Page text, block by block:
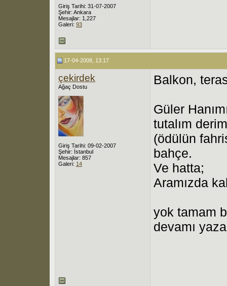
Giriş Tarihi: 31-07-2007
Şehir: Ankara
Mesajlar: 1,227
Galeri: 93
17-04-2008, 13:17
çekirdek
Ağaç Dostu
Giriş Tarihi: 09-02-2007
Şehir: İstanbul
Mesajlar: 857
Galeri: 14
Balkon,
Güler
tutalım
(ödülün
bahçe.
Ve hatta;
Aramızda
yok tamam
devamı